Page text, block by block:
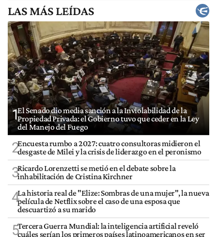
LAS MÁS LEÍDAS
1El Senado dio media sanción a la Inviolabilidad de la
Propiedad Privada: el Gobierno tuvo que ceder en la Ley
del Manejo del Fuego
2Encuesta rumbo a 2027: cuatro consultoras midieron el
desgaste de Milei y la crisis de liderazgo en el peronismo
3Ricardo Lorenzetti se metió en el debate sobre la
inhabilitación de Cristina Kirchner
4La historia real de "Elize: Sombras de una mujer", la nueva
película de Netflix sobre el caso de una esposa que
descuartizó a su marido
5Tercera Guerra Mundial: la inteligencia artificial reveló
cuáles serían los primeros países latinoamericanos en ser